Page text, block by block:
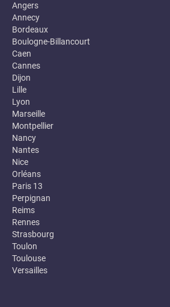
Angers
Annecy
Bordeaux
Boulogne-Billancourt
Caen
Cannes
Dijon
Lille
Lyon
Marseille
Montpellier
Nancy
Nantes
Nice
Orléans
Paris 13
Perpignan
Reims
Rennes
Strasbourg
Toulon
Toulouse
Versailles